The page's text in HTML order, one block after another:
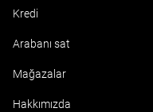
Kredi
Arabanı sat
Mağazalar
Hakkımızda